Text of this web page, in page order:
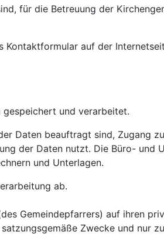
für die Betreuung der
auf der
und verarbeitet.
Daten beauftragt sind, Zugang
der Daten nutzt. Die Büro- und
und Unterlagen.
ab.
Gemeindepfarrers) auf ihren
Zwecke und nur